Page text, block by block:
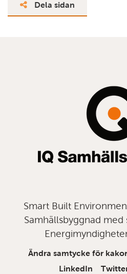
Dela sidan
Smart Built
Samhällsbyggnad med
Ändra samtycke för kakor
LinkedIn